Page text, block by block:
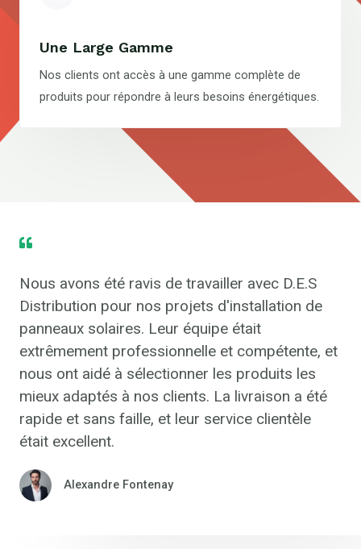
Une Large Gamme
Nos clients ont accès à une gamme complète de
produits pour répondre à leurs besoins énergétiques.
Nous avons été ravis de travailler avec D.E.S
Distribution pour nos projets d'installation de
panneaux solaires. Leur équipe était
extrêmement professionnelle et compétente, et
nous ont aidé à sélectionner les produits les
mieux adaptés à nos clients. La livraison a été
rapide et sans faille, et leur service clientèle
était excellent.
Alexandre Fontenay